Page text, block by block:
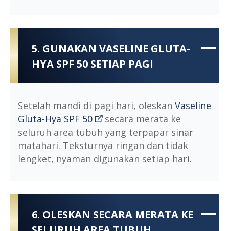
5. GUNAKAN VASELINE GLUTA-
HYA SPF 50 SETIAP PAGI
Setelah mandi di pagi hari, oleskan Vaseline
Gluta-Hya SPF 50
secara merata ke
seluruh area tubuh yang terpapar sinar
matahari. Teksturnya ringan dan tidak
lengket, nyaman digunakan setiap hari.
6. OLESKAN SECARA MERATA KE